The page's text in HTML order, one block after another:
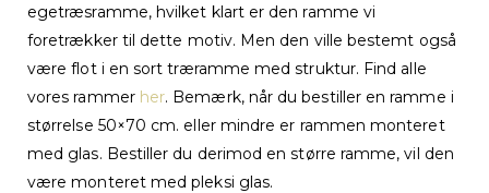
egetræsramme, hvilket klart er den ramme vi
foretrækker til dette motiv. Men den ville bestemt også
være flot i en sort træramme med struktur. Find alle
vores rammer her. Bemærk, når du bestiller en ramme i
størrelse 50×70 cm. eller mindre er rammen monteret
med glas. Bestiller du derimod en større ramme, vil den
være monteret med pleksi glas.